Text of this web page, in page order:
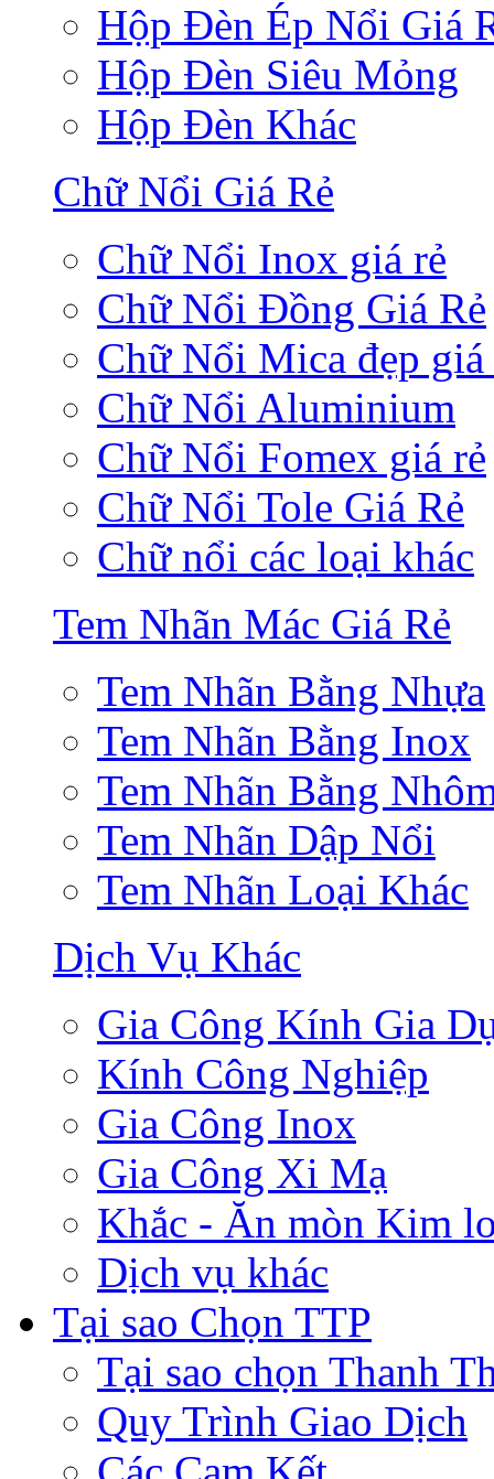
Hộp Đèn Ép Nổi Giá
Hộp Đèn Siêu Mỏng
Hộp Đèn Khác
Chữ Nổi Giá Rẻ
Chữ Nổi Inox giá rẻ
Chữ Nổi Đồng Giá Rẻ
Chữ Nổi Mica đẹp giá
Chữ Nổi Aluminium
Chữ Nổi Fomex giá rẻ
Chữ Nổi Tole Giá Rẻ
Chữ nổi các loại khác
Tem Nhãn Mác Giá Rẻ
Tem Nhãn Bằng Nhựa
Tem Nhãn Bằng Inox
Tem Nhãn Bằng
Tem Nhãn Dập Nổi
Tem Nhãn Loại Khác
Dịch Vụ Khác
Gia Công Kính Gia
Kính Công Nghiệp
Gia Công Inox
Gia Công Xi Mạ
Khắc - Ăn mòn Kim
Dịch vụ khác
Tại sao Chọn TTP
Tại sao chọn Thanh
Quy Trình Giao Dịch